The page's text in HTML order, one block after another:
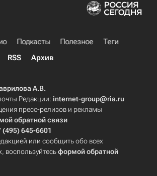
Подкасты Полезное
Теги
RSS Архив
А.В.
Редакции:internet-group@ria.ru
пресс-релизов и рекламы
обратной связи
(495) 645-6601
или сообщить обо всех
воспользуйтесьформой обратной